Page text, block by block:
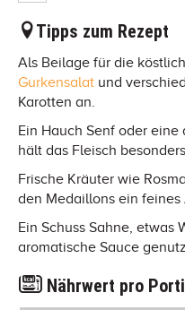
Tipps zum Rezept
Als Beilage für die
Gurkensalat und
Karotten an.
Ein Hauch Senf oder
hält das Fleisch
Frische Kräuter wie
den Medaillons ein feines
Ein Schuss Sahne, etwas
aromatische Sauce
Nährwert pro